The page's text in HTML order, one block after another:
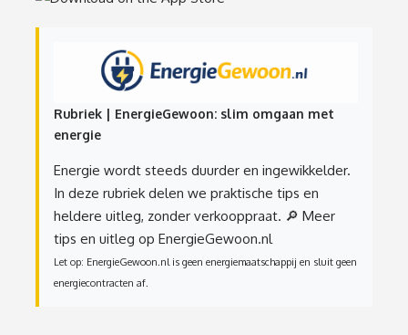
Rubriek | EnergieGewoon: slim omgaan met
energie
Energie wordt steeds duurder en ingewikkelder.
In deze rubriek delen we praktische tips en
heldere uitleg, zonder verkooppraat. 🔎 Meer
tips en uitleg op EnergieGewoon.nl
Let op: EnergieGewoon.nl is geen energiemaatschappij en sluit geen
energiecontracten af.